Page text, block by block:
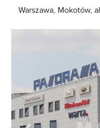
Warszawa, Mokotów,